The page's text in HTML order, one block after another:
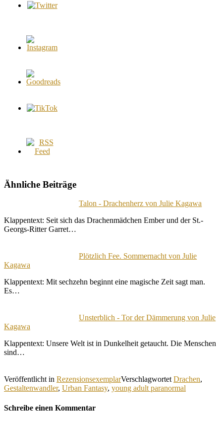
Ähnliche Beiträge
Talon - Drachenherz von Julie Kagawa
Klappentext: Seit sich das Drachenmädchen Ember und der St.-
Georgs-Ritter Garret…
Plötzlich Fee. Sommernacht von Julie
Kagawa
Klappentext: Mit sechzehn beginnt eine magische Zeit sagt man.
Es…
Unsterblich - Tor der Dämmerung von Julie
Kagawa
Klappentext: Unsere Welt ist in Dunkelheit getaucht. Die Menschen
sind…
Veröffentlicht in RezensionsexemplarVerschlagwortet Drachen,
Gestaltenwandler, Urban Fantasy, young adult paranormal
Schreibe einen Kommentar